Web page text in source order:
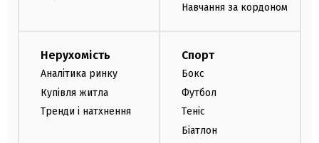
Навчання за кордоном
Нерухомість
Аналітика ринку
Купівля житла
Тренди і натхнення
Спорт
Бокс
Футбол
Теніс
Біатлон